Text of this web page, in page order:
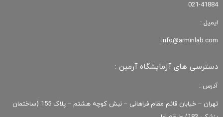
021-41884
ایمیل :
info@arminlab.com
دسترسی های آزمایشگاه آرمین :
آدرس :
تهران – خیابان قائم مقام فراهانی – نبش کوچه هشتم – پلاک 155 (ساختمان